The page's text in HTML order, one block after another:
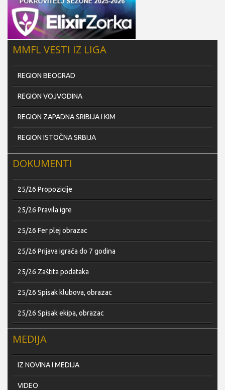
MMFL VESTI IZ LIGA
REGION BEOGRAD
REGION VOJVODINA
REGION ZAPADNA SRIBIJA I KIM
REGION ISTOČNA SRBIJA
DOKUMENTI
25/26 Propozicije
25/26 Pravila igre
25/26 Fer plej obrazac
25/26 Prijava igrača do 7 godina
25/26 Zaštita podataka
25/26 Spisak klubova, obrazac
25/26 Spisak ekipa, obrazac
MEDIJA
IZ NOVINA I MEDIJA
VIDEO